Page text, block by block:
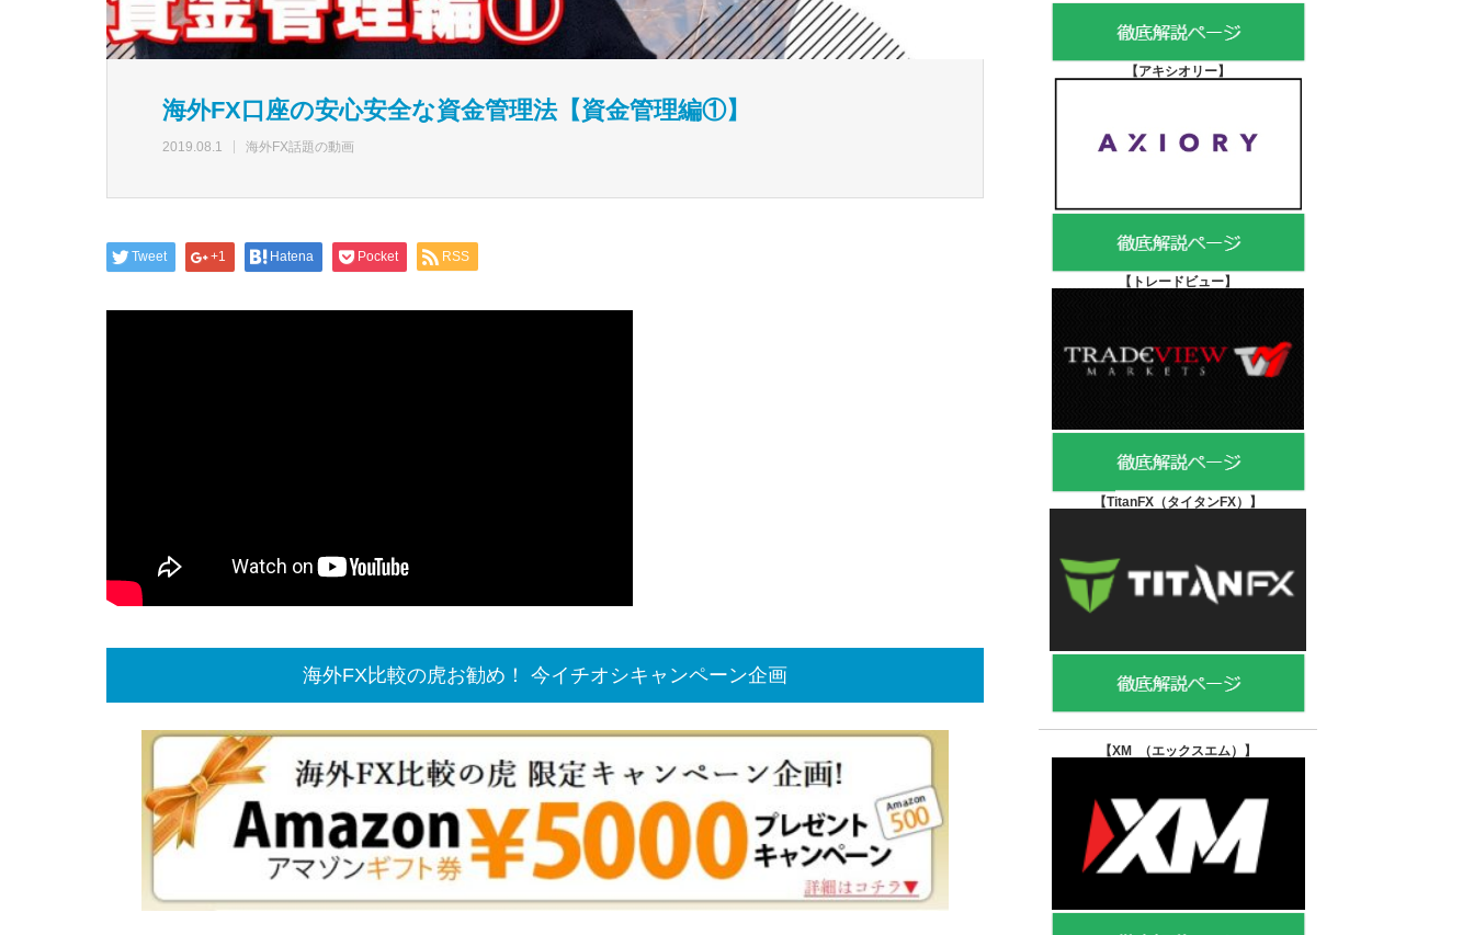
海外FX口座の安心安全な資金管理法【資金管理編①】
2019.08.1 海外FX話題の動画
Tweet +1 Hatena Pocket RSS
海外FX比較の虎お勧め！ 今イチオシキャンペーン企画
【アキシオリー】
【 トレードビュー】
【TitanFX（タイタンFX） 】
【XM （エックスエム） 】